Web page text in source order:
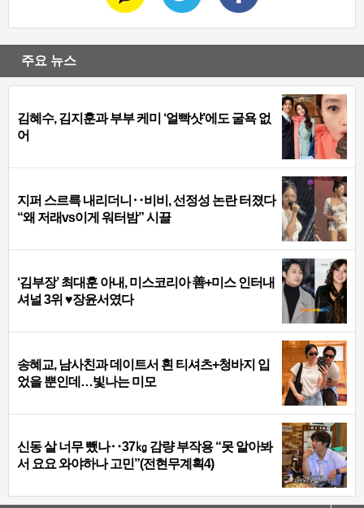
주요 뉴스
김혜수, 김지훈과 부부 케미 ‘얼빡샷’에도 굴욕 없
어
지퍼 스르륵 내리더니‥비비, 선정성 논란 터졌다
“왜 저래vs이게 워터밤” 시끌
‘김부장’ 최대훈 아내, 미스코리아 善+미스 인터내
셔널 3위 ♥장윤서였다
송혜교, 남사친과 데이트서 흰 티셔츠+청바지 입
었을 뿐인데…빛나는 미모
신동 살 너무 뺐나‥37㎏ 감량 부작용 “못 알아봐
서 요요 와야하나 고민”(전현무계획4)